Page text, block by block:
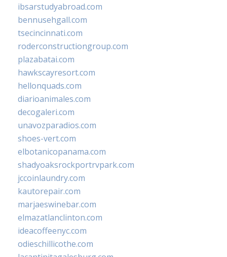
ibsarstudyabroad.com
bennusehgall.com
tsecincinnati.com
roderconstructiongroup.com
plazabatai.com
hawkscayresort.com
hellonquads.com
diarioanimales.com
decogaleri.com
unavozparadios.com
shoes-vert.com
elbotanicopanama.com
shadyoaksrockportrvpark.com
jccoinlaundry.com
kautorepair.com
marjaeswinebar.com
elmazatlanclinton.com
ideacoffeenyc.com
odieschillicothe.com